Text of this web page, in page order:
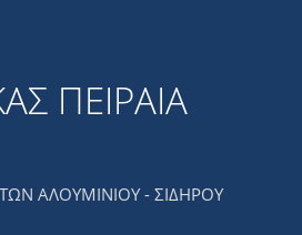
ΠΕΙΡΑΙΑ
ΑΛΟΥΜΙΝΙΟΥ - ΣΙΔΗΡΟΥ